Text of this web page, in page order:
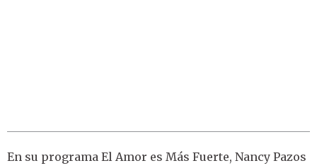
En su programa El Amor es Más Fuerte, Nancy Pazos